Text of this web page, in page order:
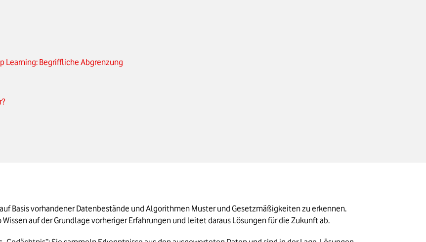
Learning: Begriffliche Abgrenzung
Basis vorhandener Datenbestände und Algorithmen Muster und Gesetzmäßigkeiten zu erkennen.
auf der Grundlage vorheriger Erfahrungen und leitet daraus Lösungen für die Zukunft ab.